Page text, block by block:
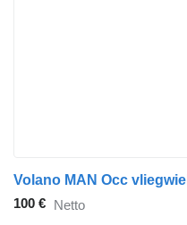
Volano MAN Occ
100 € Netto